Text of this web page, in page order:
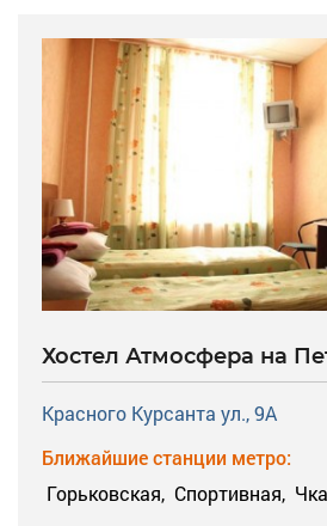
Хостел Атмосфера на
Красного Курсанта ул., 9А
Ближайшие станции метро:
Горьковская, Спортивная,